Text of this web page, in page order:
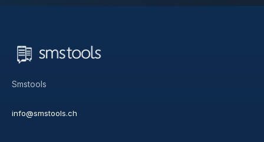
Smstools
info@smstools.ch